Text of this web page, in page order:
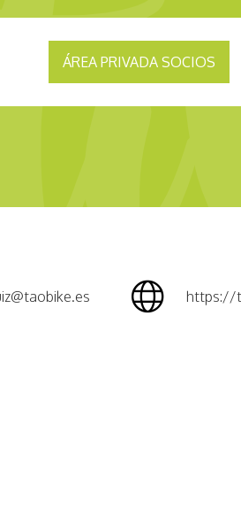
ÁREA PRIVADA SOCIOS
https://